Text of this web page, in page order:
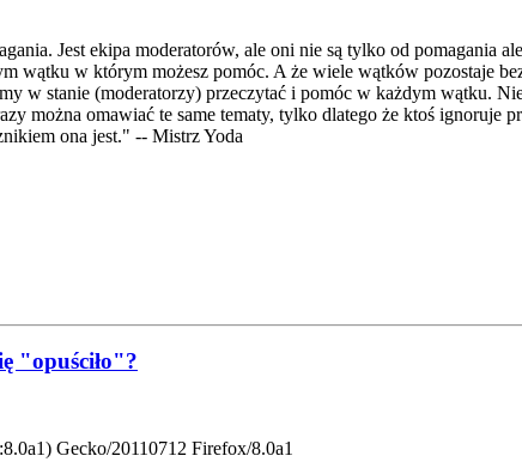
Jest ekipa moderatorów, ale oni nie są tylko od pomagania
wątku w którym możesz pomóc. A że wiele wątków pozostaje
w stanie (moderatorzy) przeczytać i pomóc w każdym wątku.
można omawiać te same tematy, tylko dlatego że ktoś ignoruje
ona jest." -- Mistrz Yoda
"opuściło"?
Gecko/20110712 Firefox/8.0a1